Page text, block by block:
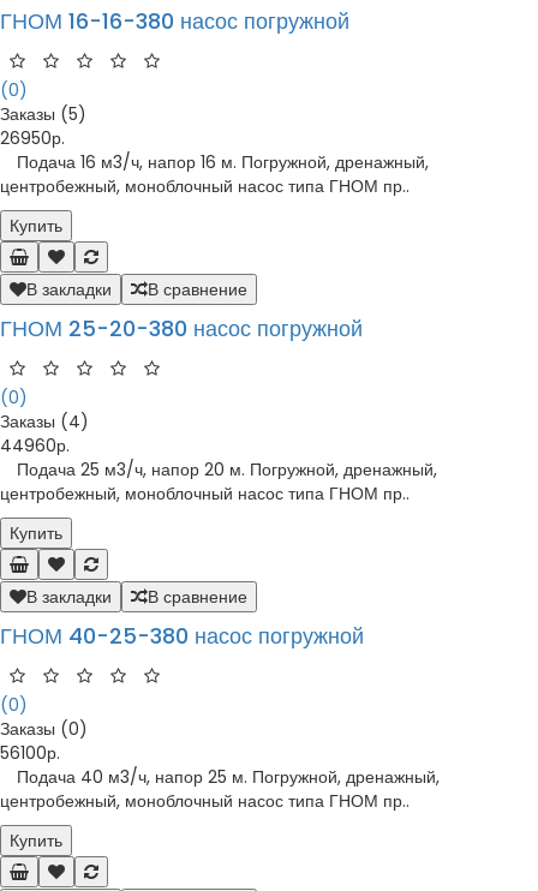
ГНОМ 16-16-380 насос погружной
(0)
Заказы (5)
26950р.
Подача 16 м3/ч, напор 16 м. Погружной, дренажный,
центробежный, моноблочный насос типа ГНОМ пр..
Купить
В закладки В сравнение
ГНОМ 25-20-380 насос погружной
(0)
Заказы (4)
44960р.
Подача 25 м3/ч, напор 20 м. Погружной, дренажный,
центробежный, моноблочный насос типа ГНОМ пр..
Купить
В закладки В сравнение
ГНОМ 40-25-380 насос погружной
(0)
Заказы (0)
56100р.
Подача 40 м3/ч, напор 25 м. Погружной, дренажный,
центробежный, моноблочный насос типа ГНОМ пр..
Купить